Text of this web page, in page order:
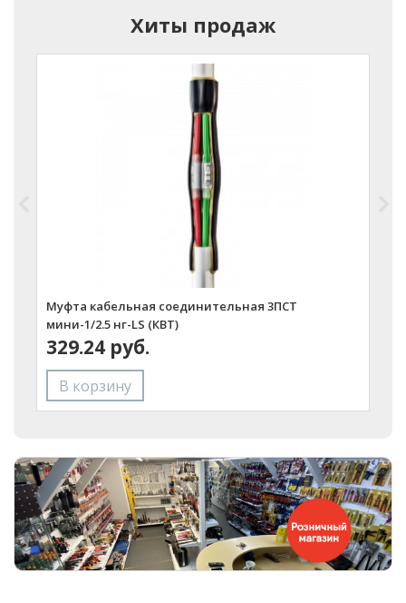
Хиты продаж
Муфта кабельная соединительная 3ПСТ
мини-1/2.5 нг-LS (КВТ)
329.24 руб.